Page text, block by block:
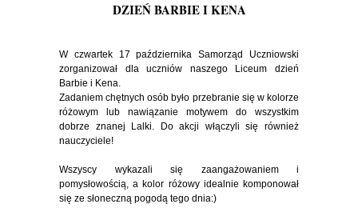
DZIEŃ BARBIE I KENA
W czwartek 17 października Samorząd Uczniowski
zorganizował dla uczniów naszego Liceum dzień
Barbie i Kena.
Zadaniem chętnych osób było przebranie się w kolorze
różowym lub nawiązanie motywem do wszystkim
dobrze znanej Lalki. Do akcji włączyli się również
nauczyciele!
Wszyscy wykazali się zaangażowaniem i
pomysłowością, a kolor różowy idealnie komponował
się ze słoneczną pogodą tego dnia:)